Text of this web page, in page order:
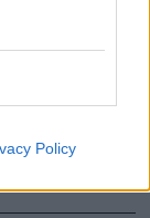
Policy